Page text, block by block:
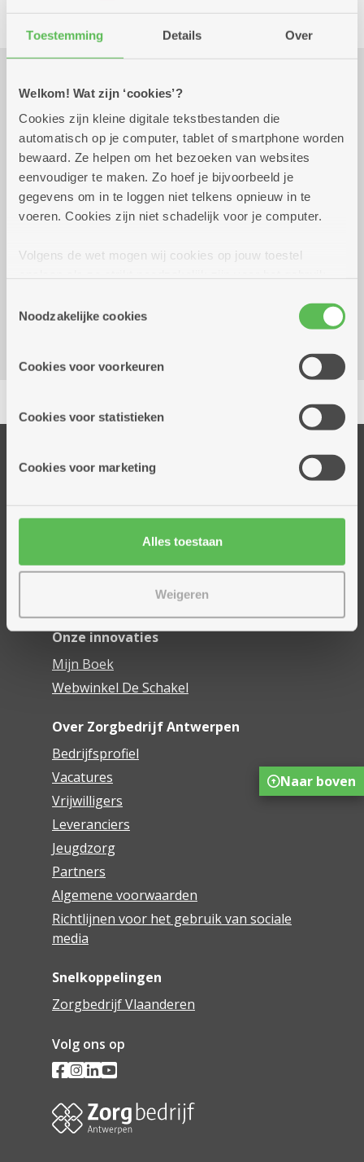
Toestemming Details Over
Welkom! Wat zijn ‘cookies’?
Cookies zijn kleine digitale tekstbestanden die
automatisch op je computer, tablet of smartphone worden
bewaard. Ze helpen om het bezoeken van websites
eenvoudiger te maken. Zo hoef je bijvoorbeeld je
gegevens om in te loggen niet telkens opnieuw in te
voeren. Cookies zijn niet schadelijk voor je computer.
Volgens de wet mogen wij cookies op jouw toestel
cookies hebben we jouw toestemming nodig. Sommige
cookies worden geplaatst door derde partijen die een
informatie over jouw (geanonimiseerd) gebruik van onze
partners kunnen deze gegevens combineren met andere
Noodzakelijke cookies
Cookies voor voorkeuren
Cookies voor statistieken
Cookies voor marketing
Alles toestaan
Weigeren
Praktisch
woensdag 19 augustus
2026
14.00 uur tot 16.30
uur
5 euro per kaart
Reserveer vervoer
De Lunden 2E
Dienstencentra
Woonzorgcentra
Financieel comfort
Onze innovaties
Mijn Boek
Webwinkel De Schakel
Over Zorgbedrijf Antwerpen
Bedrijfsprofiel
Vacatures
Vrijwilligers
Leveranciers
Jeugdzorg
Partners
Algemene voorwaarden
Richtlijnen voor het gebruik van sociale
media
Snelkoppelingen
Zorgbedrijf Vlaanderen
Volg ons op
Naar boven